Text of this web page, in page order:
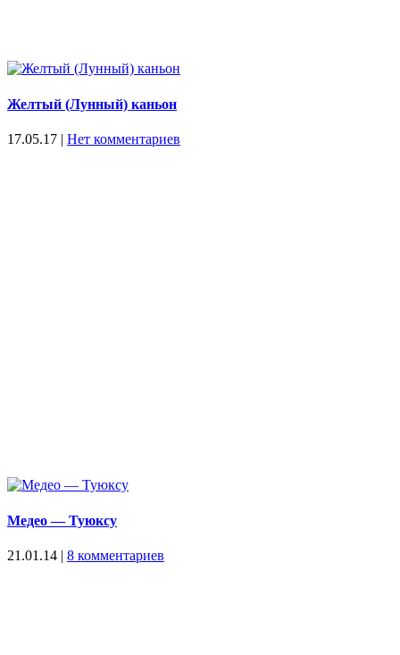
Желтый (Лунный) каньон
17.05.17 | Нет комментариев
Медео — Туюксу
21.01.14 | 8 комментариев